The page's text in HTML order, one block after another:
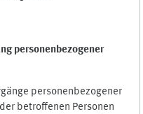
personenbezogener
personenbezogener
betroffenen Personen